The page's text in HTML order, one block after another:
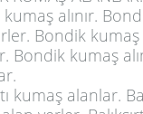
alınır.
Bondik kumaş
Bondik kumaş
kumaş alanlar.